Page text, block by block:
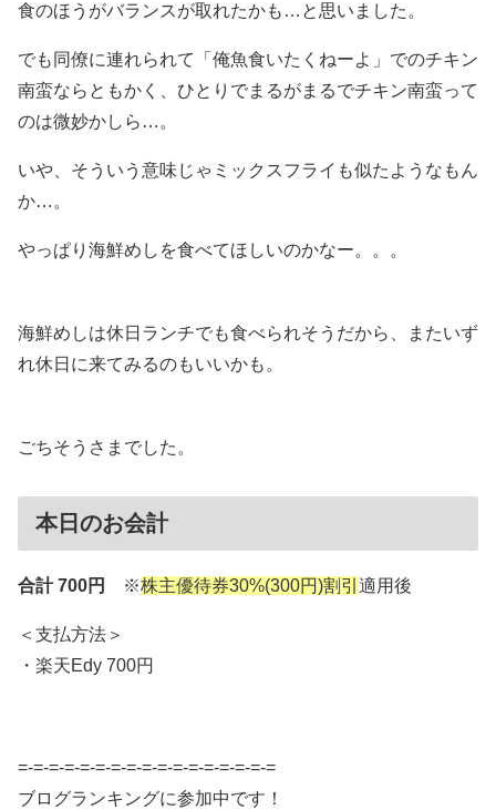
食のほうがバランスが取れたかも…と思いました。
でも同僚に連れられて「俺魚食いたくねーよ」でのチキン
南蛮ならともかく、ひとりでまるがまるでチキン南蛮って
のは微妙かしら…。
いや、そういう意味じゃミックスフライも似たようなもん
か…。
やっぱり海鮮めしを食べてほしいのかなー。。。
海鮮めしは休日ランチでも食べられそうだから、またいず
れ休日に来てみるのもいいかも。
ごちそうさまでした。
本日のお会計
合計 700円 ※株主優待券30%(300円)割引 適用後
＜支払方法＞
・楽天Edy 700円
=-=-=-=-=-=-=-=-=-=-=-=-=-=-=-=-=
ブログランキングに参加中です！